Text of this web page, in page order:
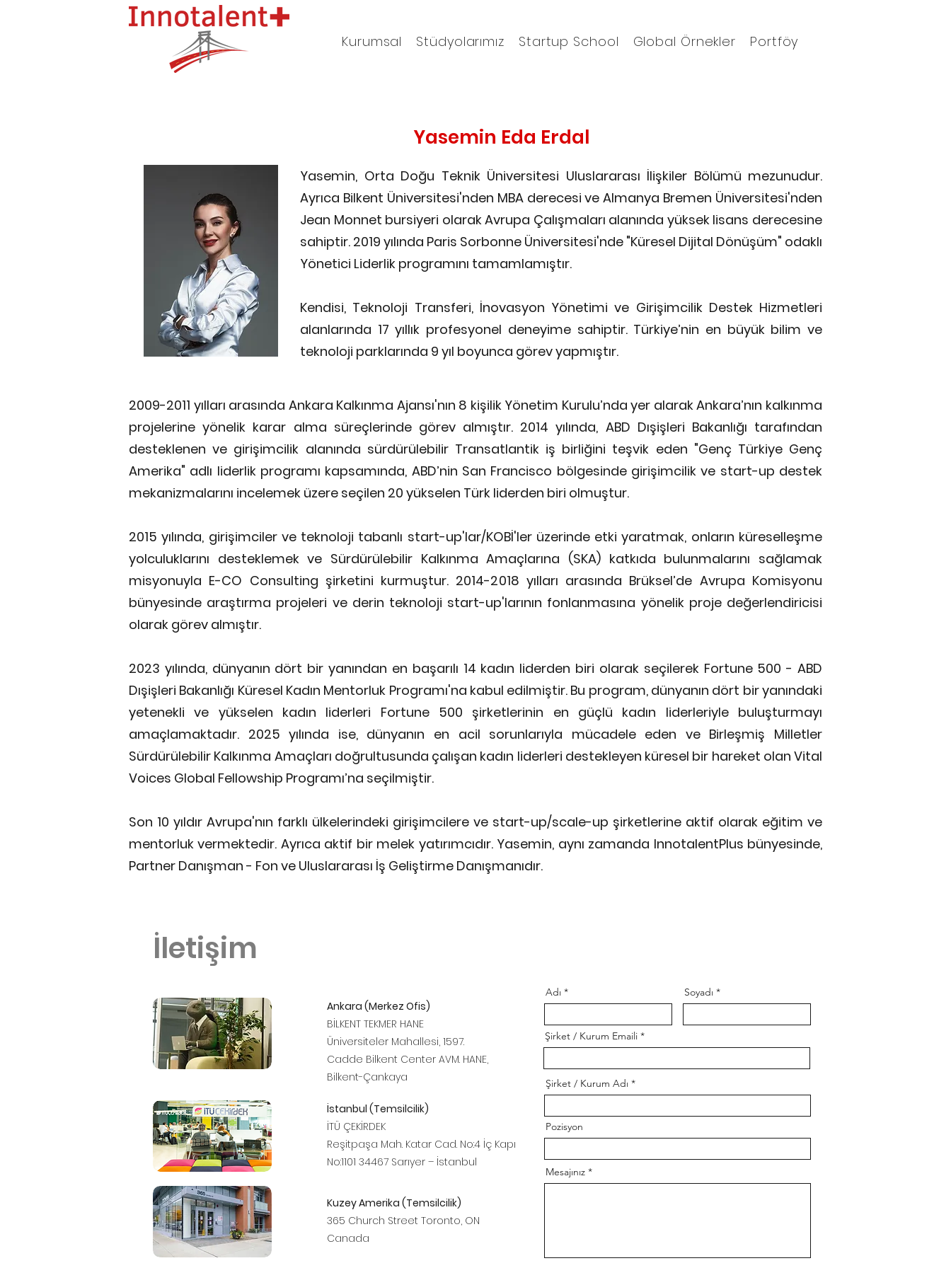
Kurumsal Stüdyolarımız Startup School Global Örnekler Portföy
Yasemin Eda Erdal
Yasemin, Orta Doğu Teknik Üniversitesi Uluslararası İlişkiler Bölümü mezunudur.
Ayrıca Bilkent Üniversitesi'nden MBA derecesi ve Almanya Bremen Üniversitesi'nden
Jean Monnet bursiyeri olarak Avrupa Çalışmaları alanında yüksek lisans derecesine
sahiptir. 2019 yılında Paris Sorbonne Üniversitesi'nde "Küresel Dijital Dönüşüm" odaklı
Yönetici Liderlik programını tamamlamıştır.
Kendisi, Teknoloji Transferi, İnovasyon Yönetimi ve Girişimcilik Destek Hizmetleri
alanlarında 17 yıllık profesyonel deneyime sahiptir. Türkiye’nin en büyük bilim ve
teknoloji parklarında 9 yıl boyunca görev yapmıştır.
2009-2011 yılları arasında Ankara Kalkınma Ajansı'nın 8 kişilik Yönetim Kurulu’nda yer alarak Ankara’nın kalkınma
projelerine yönelik karar alma süreçlerinde görev almıştır. 2014 yılında, ABD Dışişleri Bakanlığı tarafından
desteklenen ve girişimcilik alanında sürdürülebilir Transatlantik iş birliğini teşvik eden "Genç Türkiye Genç
Amerika" adlı liderlik programı kapsamında, ABD’nin San Francisco bölgesinde girişimcilik ve start-up destek
mekanizmalarını incelemek üzere seçilen 20 yükselen Türk liderden biri olmuştur.
2015 yılında, girişimciler ve teknoloji tabanlı start-up'lar/KOBİ'ler üzerinde etki yaratmak, onların küreselleşme
yolculuklarını desteklemek ve Sürdürülebilir Kalkınma Amaçlarına (SKA) katkıda bulunmalarını sağlamak
misyonuyla E-CO Consulting şirketini kurmuştur. 2014-2018 yılları arasında Brüksel’de Avrupa Komisyonu
bünyesinde araştırma projeleri ve derin teknoloji start-up'larının fonlanmasına yönelik proje değerlendiricisi
olarak görev almıştır.
2023 yılında, dünyanın dört bir yanından en başarılı 14 kadın liderden biri olarak seçilerek Fortune 500 - ABD
Dışişleri Bakanlığı Küresel Kadın Mentorluk Programı'na kabul edilmiştir. Bu program, dünyanın dört bir yanındaki
yetenekli ve yükselen kadın liderleri Fortune 500 şirketlerinin en güçlü kadın liderleriyle buluşturmayı
amaçlamaktadır. 2025 yılında ise, dünyanın en acil sorunlarıyla mücadele eden ve Birleşmiş Milletler
Sürdürülebilir Kalkınma Amaçları doğrultusunda çalışan kadın liderleri destekleyen küresel bir hareket olan Vital
Voices Global Fellowship Programı’na seçilmiştir.
Son 10 yıldır Avrupa'nın farklı ülkelerindeki girişimcilere ve start-up/scale-up şirketlerine aktif olarak eğitim ve
mentorluk vermektedir. Ayrıca aktif bir melek yatırımcıdır. Yasemin, aynı zamanda InnotalentPlus bünyesinde,
Partner Danışman - Fon ve Uluslararası İş Geliştirme Danışmanıdır.
İletişim
Ankara (Merkez Ofis)
BİLKENT TEKMER HANE
Üniversiteler Mahallesi, 1597.
Cadde Bilkent Center AVM. HANE,
Bilkent-Çankaya
İstanbul (Temsilcilik)
İTÜ ÇEKİRDEK
Reşitpaşa Mah. Katar Cad. No:4 İç Kapı
No:1101 34467 Sarıyer – İstanbul
Kuzey Amerika (Temsilcilik)
365 Church Street Toronto, ON
Canada
Adı Soyadı
Şirket / Kurum Emaili
Şirket / Kurum Adı
Pozisyon
Mesajınız